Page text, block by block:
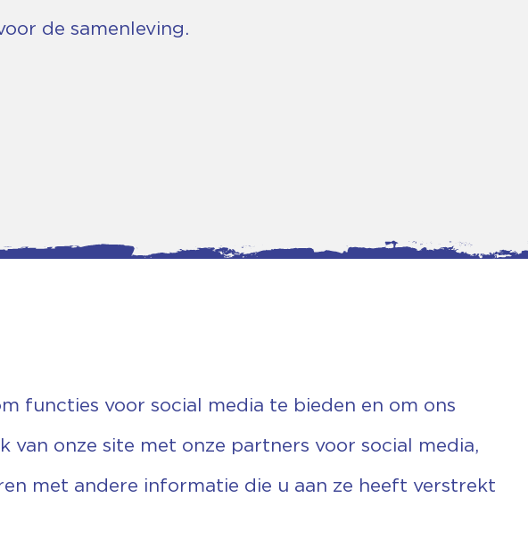
de samenleving.
functies voor social media te bieden en om ons
onze site met onze partners voor social media,
met andere informatie die u aan ze heeft verstrekt